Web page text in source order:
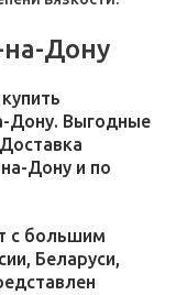
на-Дону
Дону. Выгодные
Дону и по
с большим
Беларуси,